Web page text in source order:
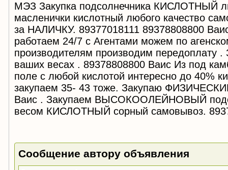
МЭЗ Закупка подсолнечника КИСЛОТНЫЙ
масленички кислотный любого качество
за НАЛИЧКУ. 89377018111 89378808800
работаем 24/7 с Агентами можем по
производителям производим передоплату .
ваших весах . 89378808800 Ваис Из под
поле с любой кислотой интересно до 40%
закупаем 35- 43 тоже. Закупаю
Ваис . Закупаем ВЫСОКООЛЕЙНОВЫЙ
весом КИСЛОТНЫЙ сорный самовывоз.
Сообщение автору объявления